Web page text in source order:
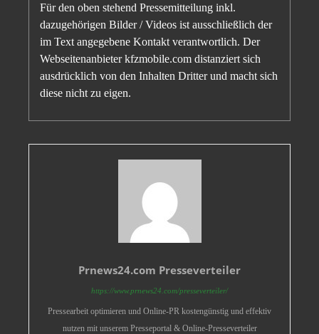
Für den oben stehend Pressemitteilung inkl.
dazugehörigen Bilder / Videos ist ausschließlich der
im Text angegebene Kontakt verantwortlich. Der
Webseitenanbieter kfzmobile.com distanziert sich
ausdrücklich von den Inhalten Dritter und macht sich
diese nicht zu eigen.
Prnews24.com Presseverteiler
https://www.prnews24.com/presseverteiler/
Pressearbeit optimieren und Online-PR kostengünstig und effektiv
nutzen mit unserem Presseportal & Online-Presseverteiler